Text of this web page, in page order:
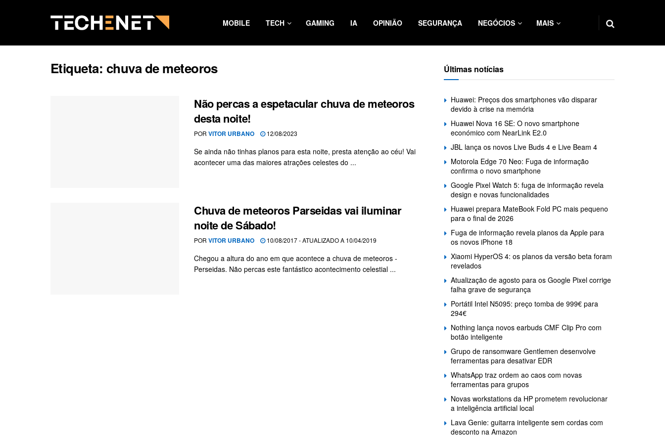
MOBILE TECH GAMING IA OPINIÃO SEGURANÇA NEGÓCIOS MAIS
Etiqueta: chuva de meteoros
Não percas a espetacular chuva de meteoros
desta noite!
POR VITOR URBANO 12/08/2023
Se ainda não tinhas planos para esta noite, presta atenção ao céu! Vai
acontecer uma das maiores atrações celestes do ...
Chuva de meteoros Parseidas vai iluminar
noite de Sábado!
POR VITOR URBANO 10/08/2017 - ATUALIZADO A 10/04/2019
Chegou a altura do ano em que acontece a chuva de meteoros -
Perseidas. Não percas este fantástico acontecimento celestial ...
Últimas notícias
Huawei: Preços dos smartphones vão disparar
devido à crise na memória
Huawei Nova 16 SE: O novo smartphone
económico com NearLink E2.0
JBL lança os novos Live Buds 4 e Live Beam 4
Motorola Edge 70 Neo: Fuga de informação
confirma o novo smartphone
Google Pixel Watch 5: fuga de informação revela
design e novas funcionalidades
Huawei prepara MateBook Fold PC mais pequeno
para o final de 2026
Fuga de informação revela planos da Apple para
os novos iPhone 18
Xiaomi HyperOS 4: os planos da versão beta foram
revelados
Atualização de agosto para os Google Pixel corrige
falha grave de segurança
Portátil Intel N5095: preço tomba de 999€ para
294€
Nothing lança novos earbuds CMF Clip Pro com
botão inteligente
Grupo de ransomware Gentlemen desenvolve
ferramentas para desativar EDR
WhatsApp traz ordem ao caos com novas
ferramentas para grupos
Novas workstations da HP prometem revolucionar
a inteligência artificial local
Lava Genie: guitarra inteligente sem cordas com
desconto na Amazon